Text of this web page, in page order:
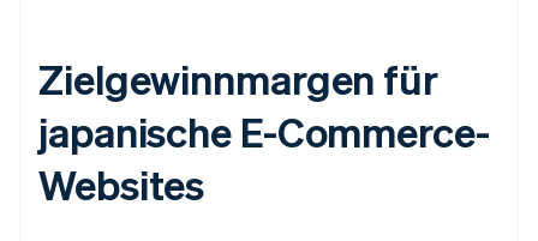
Zielgewinnmargen für
japanische E-Commerce-
Websites